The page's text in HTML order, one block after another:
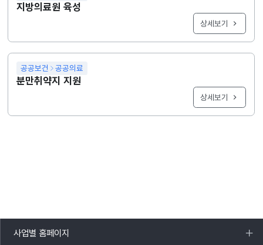
지방의료원 육성
상세보기
공공보건 공공의료
분만취약지 지원
상세보기
사업별 홈페이지
목록